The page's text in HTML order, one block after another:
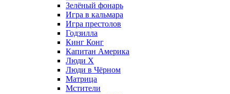
Зелёный фонарь
Игра в кальмара
Игра престолов
Годзилла
Кинг Конг
Капитан Америка
Люди X
Люди в Чёрном
Матрица
Мстители